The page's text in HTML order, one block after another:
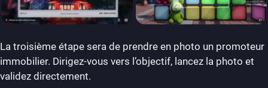
La troisième étape sera de prendre en photo un promoteur
immobilier. Dirigez-vous vers l’objectif, lancez la photo et
validez directement.